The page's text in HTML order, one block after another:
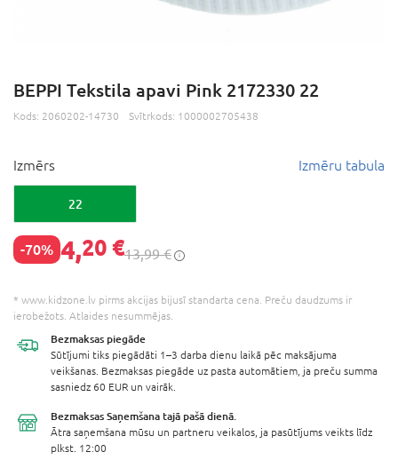
BEPPI Tekstila apavi Pink 2172330 22
Kods: 2060202-14730 Svītrkods: 1000002705438
Izmērs Izmēru tabula
22
-70% 4,20 €13,99 €
* www.kidzone.lv pirms akcijas bijusī standarta cena. Preču daudzums ir
ierobežots. Atlaides nesummējas.
Bezmaksas piegāde
Sūtījumi tiks piegādāti 1–3 darba dienu laikā pēc maksājuma
veikšanas. Bezmaksas piegāde uz pasta automātiem, ja preču summa
sasniedz 60 EUR un vairāk.
Bezmaksas Saņemšana tajā pašā dienā.
Ātra saņemšana mūsu un partneru veikalos, ja pasūtījums veikts līdz
plkst. 12:00